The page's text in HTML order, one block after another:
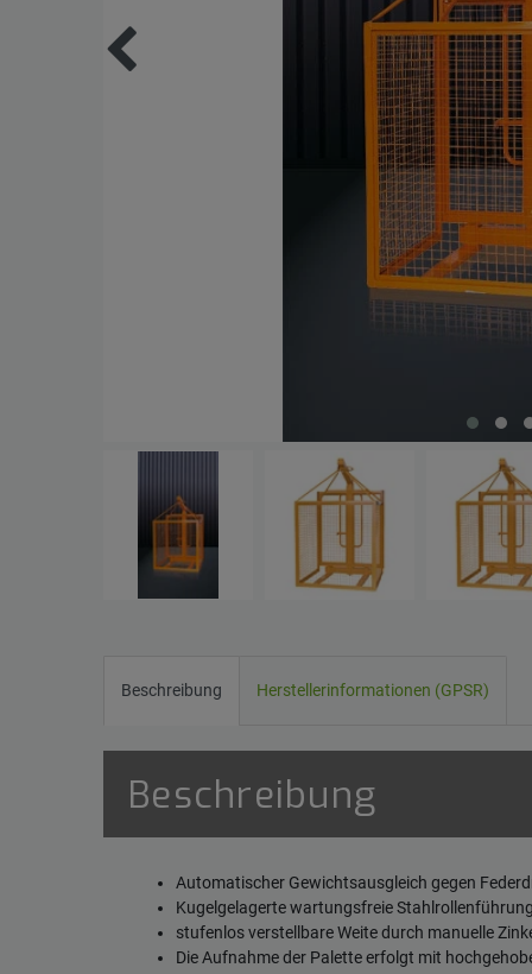
Beschreibung Herstellerinformationen (GPSR)
Beschreibung
Automatischer Gewichtsausgleich gegen
Kugelgelagerte wartungsfreie
stufenlos verstellbare Weite durch manuelle
Die Aufnahme der Palette erfolgt mit